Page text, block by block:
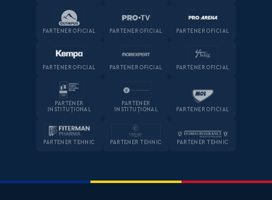
PARTENER OFICIAL PARTENER OFICIAL PARTENER OFICIAL
PARTENER OFICIAL PARTENER OFICIAL PARTENER OFICIAL
PARTENER
INSTITUȚIONAL
PARTENER
INSTITUȚIONAL
PARTENER OFICIAL
PARTENER TEHNIC PARTENER TEHNIC PARTENER TEHNIC